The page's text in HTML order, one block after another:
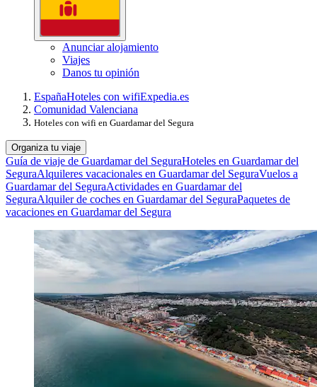
Anunciar alojamiento
Viajes
Danos tu opinión
EspañaHoteles con wifiExpedia.es
Comunidad Valenciana
Hoteles con wifi en Guardamar del Segura
Organiza tu viaje
Guía de viaje de Guardamar del SeguraHoteles en Guardamar del
SeguraAlquileres vacacionales en Guardamar del SeguraVuelos a
Guardamar del SeguraActividades en Guardamar del
SeguraAlquiler de coches en Guardamar del SeguraPaquetes de
vacaciones en Guardamar del Segura